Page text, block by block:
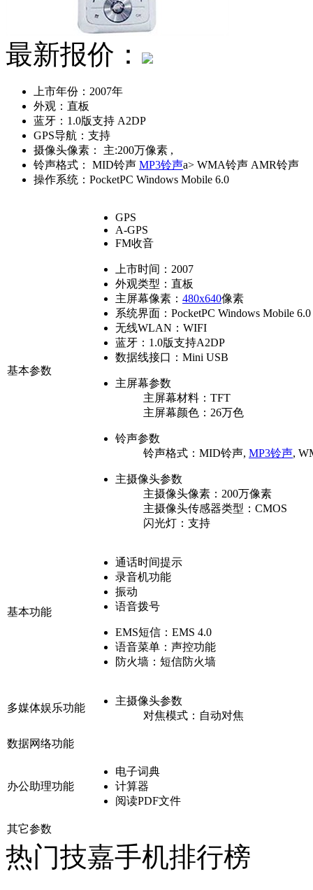
最新报价：
上市年份： 2007年
外观： 直板
蓝牙： 1.0版支持 A2DP
GPS导航： 支持
摄像头像素：
主:200万像素 ,
铃声格式：
MID铃声 MP3铃声a> WMA铃声 AMR铃声
操作系统： PocketPC Windows Mobile 6.0
基本参数
GPS
A-GPS
FM收音
上市时间： 2007
外观类型： 直板
主屏幕像素： 480x640像素
系统界面： PocketPC Windows Mobile 6.0
无线WLAN： WIFI
蓝牙： 1.0版支持A2DP
数据线接口： Mini USB
主屏幕参数
主屏幕材料： TFT
主屏幕颜色： 26万色
铃声参数
铃声格式： MID铃声, MP3铃声,
主摄像头参数
主摄像头像素： 200万像素
主摄像头传感器类型： CMOS
闪光灯： 支持
基本功能
通话时间提示
录音机功能
振动
语音拨号
EMS短信： EMS 4.0
语音菜单： 声控功能
防火墙： 短信防火墙
多媒体娱乐功能
主摄像头参数
对焦模式： 自动对焦
数据网络功能
办公助理功能
电子词典
计算器
阅读PDF文件
其它参数
热门技嘉手机排行榜